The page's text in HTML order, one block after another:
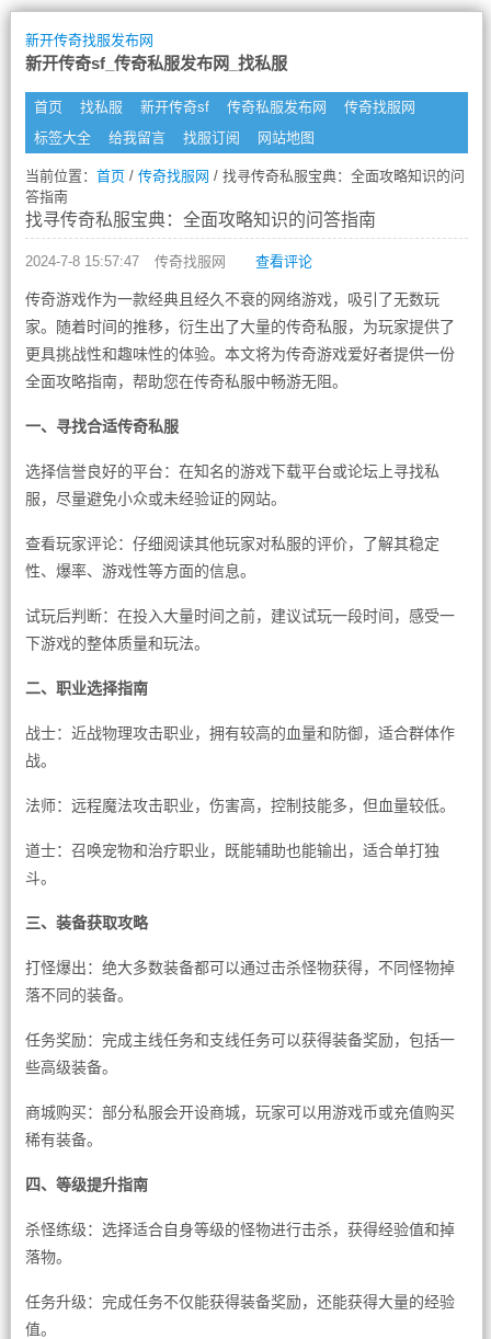
新开传奇找服发布网
新开传奇sf_传奇私服发布网_找私服
首页 找私服 新开传奇sf 传奇私服发布网
传奇找服网
标签大全
给我留言 找服订阅 网站地图
当前位置： 首页/ 传奇找服网 / 找寻传奇私服宝典：全面攻略知识的问
答指南
找寻传奇私服宝典：全面攻略知识的问答指南
2024-7-8 15:57:47 传奇找服网 查看评论
传奇游戏作为一款经典且经久不衰的网络游戏，吸引了无数玩
家。随着时间的推移，衍生出了大量的传奇私服，为玩家提供了
更具挑战性和趣味性的体验。本文将为传奇游戏爱好者提供一份
全面攻略指南，帮助您在传奇私服中畅游无阻。
一、寻找合适传奇私服
选择信誉良好的平台：在知名的游戏下载平台或论坛上寻找私
服，尽量避免小众或未经验证的网站。
查看玩家评论：仔细阅读其他玩家对私服的评价，了解其稳定
性、爆率、游戏性等方面的信息。
试玩后判断：在投入大量时间之前，建议试玩一段时间，感受一
下游戏的整体质量和玩法。
二、职业选择指南
战士：近战物理攻击职业，拥有较高的血量和防御，适合群体作
战。
法师：远程魔法攻击职业，伤害高，控制技能多，但血量较低。
道士：召唤宠物和治疗职业，既能辅助也能输出，适合单打独
斗。
三、装备获取攻略
打怪爆出：绝大多数装备都可以通过击杀怪物获得，不同怪物掉
落不同的装备。
任务奖励：完成主线任务和支线任务可以获得装备奖励，包括一
些高级装备。
商城购买：部分私服会开设商城，玩家可以用游戏币或充值购买
稀有装备。
四、等级提升指南
杀怪练级：选择适合自身等级的怪物进行击杀，获得经验值和掉
落物。
任务升级：完成任务不仅能获得装备奖励，还能获得大量的经验
值。